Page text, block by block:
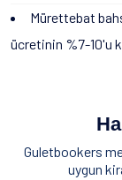
Mürettebat
ücretinin %7-10'u
Guletbookers
uygun